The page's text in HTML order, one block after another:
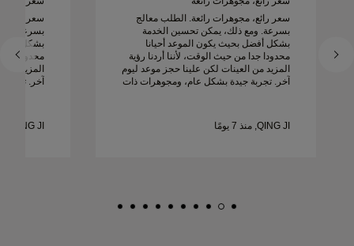
سعر رائع، مجوهرات رائعة. الطلب معالج
بسرعة. ومع ذلك، يمكن تحسين الخدمة
بشكل أفضل بحيث يكون الموعد أحيانا
محدودا جدا من حيث الوقت، لأننا أردنا رؤية
المزيد من العينات لكن علينا حجز موعد ليوم
آخر. تجربة جيدة بشكل عام، ومجوهرات ذات
QING JI, منذ 7 يومًا
سعر رائع،
بسرعة.
بشكل أفضل
محدودا جدا
المزيد من
آخر.
QING JI, منذ 7 يومًا